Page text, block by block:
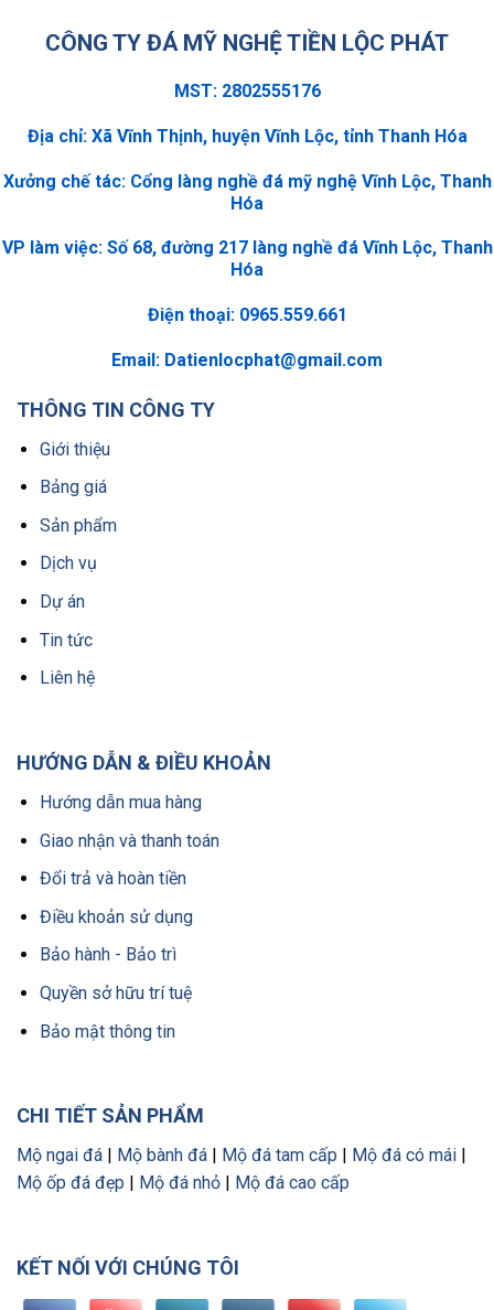
CÔNG TY ĐÁ MỸ NGHỆ TIỀN LỘC PHÁT
MST: 2802555176
Địa chỉ: Xã Vĩnh Thịnh, huyện Vĩnh Lộc, tỉnh Thanh Hóa
Xưởng chế tác: Cổng làng nghề đá mỹ nghệ Vĩnh Lộc, Thanh
Hóa
VP làm việc: Số 68, đường 217 làng nghề đá Vĩnh Lộc, Thanh
Hóa
Điện thoại: 0965.559.661
Email: Datienlocphat@gmail.com
THÔNG TIN CÔNG TY
Giới thiệu
Bảng giá
Sản phẩm
Dịch vụ
Dự án
Tin tức
Liên hệ
HƯỚNG DẪN & ĐIỀU KHOẢN
Hướng dẫn mua hàng
Giao nhận và thanh toán
Đổi trả và hoàn tiền
Điều khoản sử dụng
Bảo hành - Bảo trì
Quyền sở hữu trí tuệ
Bảo mật thông tin
CHI TIẾT SẢN PHẨM
Mộ ngai đá Mộ bành đá Mộ đá tam cấp Mộ đá có mái
Mộ ốp đá đẹp
Mộ đá nhỏ Mộ đá cao cấp
KẾT NỐI VỚI CHÚNG TÔI